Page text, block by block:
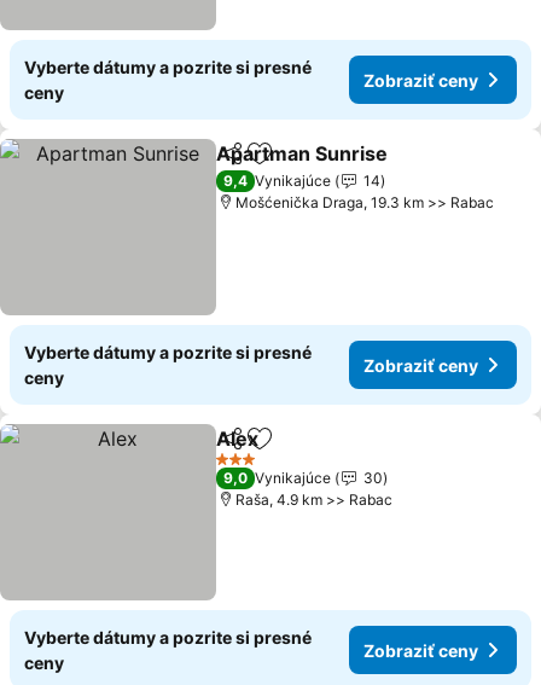
Vyberte dátumy a pozrite si presné
ceny
Zobraziť ceny
ZdieľaťPridať do obľúbených
Apartman Sunrise
9,4 Vynikajúce
14
Mošćenička Draga, 19.3 km >> Rabac
Vyberte dátumy a pozrite si presné
ceny
Zobraziť ceny
ZdieľaťPridať do obľúbených
Alex
3 Počet hviezdičiek
9,0 Vynikajúce
30
Raša, 4.9 km >> Rabac
Vyberte dátumy a pozrite si presné
ceny
Zobraziť ceny